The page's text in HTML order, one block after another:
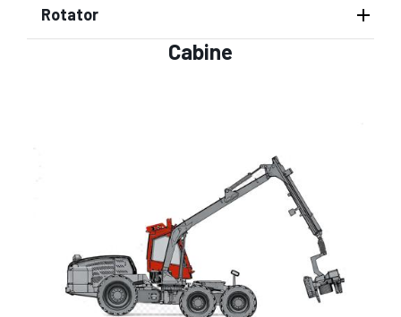
Rotator
Cabine